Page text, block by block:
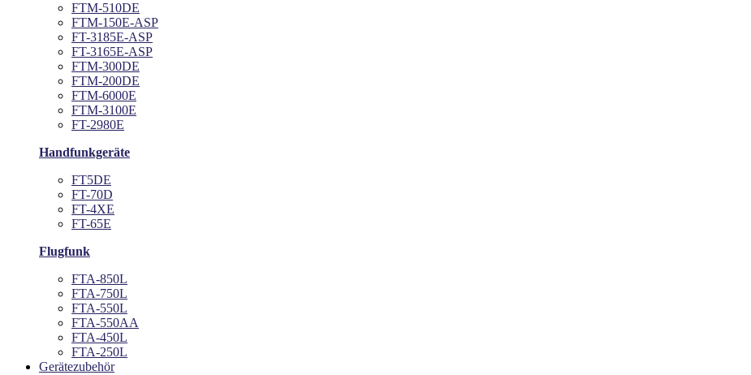
FTM-510DE
FTM-150E-ASP
FT-3185E-ASP
FT-3165E-ASP
FTM-300DE
FTM-200DE
FTM-6000E
FTM-3100E
FT-2980E
Handfunkgeräte
FT5DE
FT-70D
FT-4XE
FT-65E
Flugfunk
FTA-850L
FTA-750L
FTA-550L
FTA-550AA
FTA-450L
FTA-250L
Gerätezubehör